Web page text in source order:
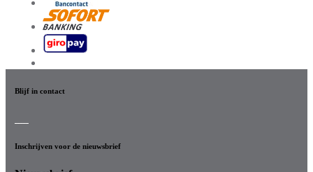
Blijf in contact
Inschrijven voor de nieuwsbrief